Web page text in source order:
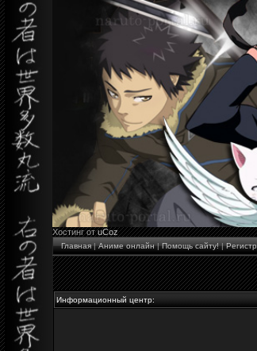
Хостинг отuCoz
Главная|Аниме онлайн|Помощь сайту!|
Информационный центр: